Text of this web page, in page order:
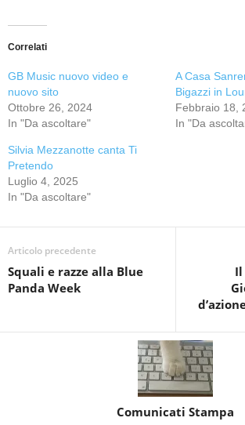
Correlati
GB Music nuovo video e
nuovo sito
Ottobre 26, 2024
In "Da ascoltare"
A Casa
Bigazzi in
Febbraio 18,
In "Da
Silvia Mezzanotte canta Ti
Pretendo
Luglio 4, 2025
In "Da ascoltare"
Articolo precedente
Squali e razze alla Blue
Panda Week
Il
Comunicati Stampa